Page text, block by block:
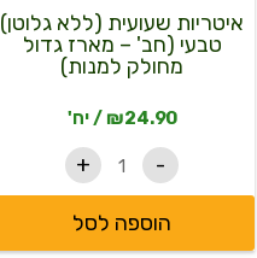
איטריות שעועית (ללא גלוטן)
טבעי (חב' – מארז גדול
מחולק למנות)
₪24.90 / יח'
-
-
מארז
גדול
מחולק
+
הוספה לסל